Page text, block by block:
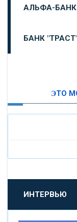
АЛЬФА-БАНК
БАНК
«БАНК
ЭТО
ИНТЕРВЬЮ